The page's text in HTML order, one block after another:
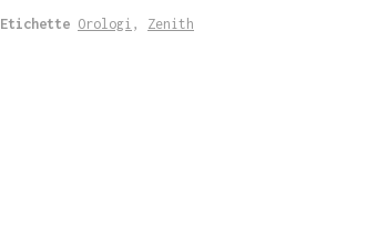
Etichette Orologi , Zenith